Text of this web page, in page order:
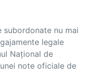
nu mai
legale
Național de
note oficiale de